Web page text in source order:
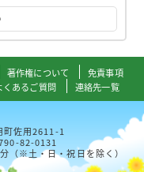
著作権について
免責事項
くあるご質問 連絡先一覧
佐用2611-1
82-0131
（※土・日・祝日を除く）